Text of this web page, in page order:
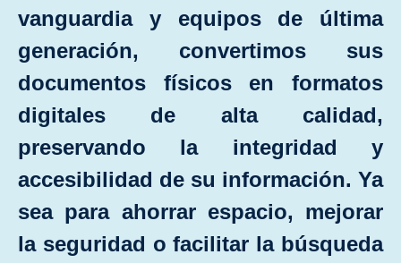
vanguardia y equipos de última
generación, convertimos sus
documentos físicos en formatos
digitales de alta calidad,
preservando la integridad y
accesibilidad de su información. Ya
sea para ahorrar espacio, mejorar
la seguridad o facilitar la búsqueda